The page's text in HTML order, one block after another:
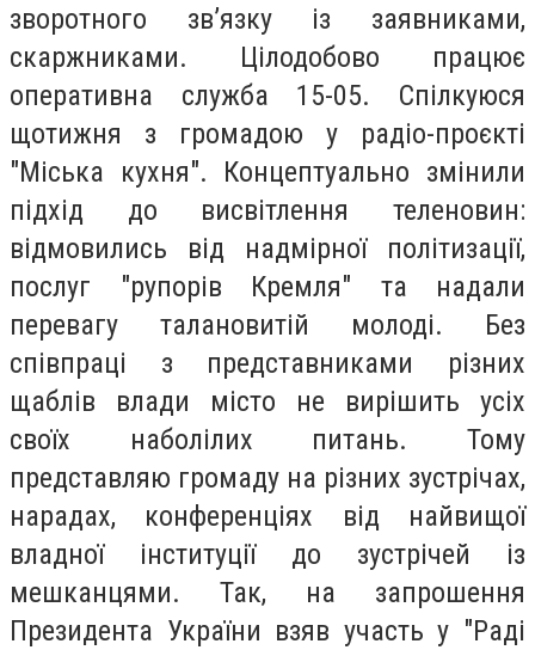
зворотного зв’язку із заявниками,
скаржниками. Цілодобово працює
оперативна служба 15-05. Спілкуюся
щотижня з громадою у радіо-проєкті
"Міська кухня". Концептуально змінили
підхід до висвітлення теленовин:
відмовились від надмірної політизації,
послуг "рупорів Кремля" та надали
перевагу талановитій молоді. Без
співпраці з представниками різних
щаблів влади місто не вирішить усіх
своїх наболілих питань. Тому
представляю громаду на різних зустрічах,
нарадах, конференціях від найвищої
владної інституції до зустрічей із
мешканцями. Так, на запрошення
Президента України взяв участь у "Раді